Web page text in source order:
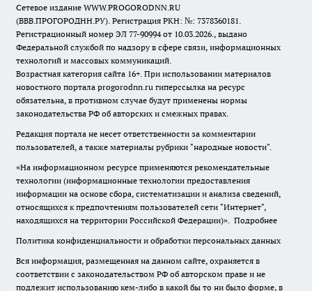
Сетевое издание WWW.PROGORODNN.RU
(ВВВ.ПРОГОРОДНН.РУ). Регистрация РКН: №: 7378360181.
Регистрационный номер ЭЛ 77-90994 от 10.03.2026., выдано
Федеральной службой по надзору в сфере связи, информационных
технологий и массовых коммуникаций.
Возрастная категория сайта 16+. При использовании материалов
новостного портала progorodnn.ru гиперссылка на ресурс
обязательна, в противном случае будут применены нормы
законодательства РФ об авторских и смежных правах.
Редакция портала не несет ответственности за комментарии
пользователей, а также материалы рубрики "народные новости".
«На информационном ресурсе применяются рекомендательные
технологии (информационные технологии предоставления
информации на основе сбора, систематизации и анализа сведений,
относящихся к предпочтениям пользователей сети "Интернет",
находящихся на территории Российской Федерации)». Подробнее
Политика конфиденциальности и обработки персональных данных
Вся информация, размещенная на данном сайте, охраняется в
соответствии с законодательством РФ об авторском праве и не
подлежит использованию кем-либо в какой бы то ни было форме, в